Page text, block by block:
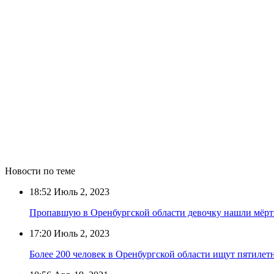
Новости по теме
18:52 Июль 2, 2023
Пропавшую в Оренбургской области девочку нашли
17:20 Июль 2, 2023
Более 200 человек в Оренбургской области ищут